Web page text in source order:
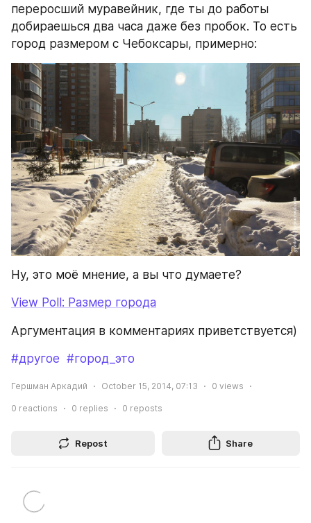
переросший муравейник, где ты до работы
добираешься два часа даже без пробок. То есть
город размером с Чебоксары, примерно:
Ну, это моё мнение, а вы что думаете?
View Poll: Размер города
Аргументация в комментариях приветствуется)
#другое #город_это
Гершман Аркадий October 15, 2014, 07:13 0 views
0 reactions 0 replies 0 reposts
Repost Share